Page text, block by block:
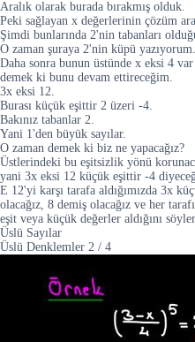
Aralık olarak burada bırakmış olduk.
Peki sağlayan x değerlerinin çözüm
Şimdi bunlarında 2'nin tabanları
O zaman şuraya 2'nin küpü yazıyorum.
Daha sonra bunun üstünde x eksi 4
demek ki bunu devam ettireceğim.
3x eksi 12.
Burası küçük eşittir 2 üzeri -4.
Bakınız tabanlar 2.
Yani 1'den büyük sayılar.
O zaman demek ki biz ne yapacağız?
Üstlerindeki bu eşitsizlik yönü
yani 3x eksi 12 küçük eşittir -4
E 12'yi karşı tarafa aldığımızda 3x
olacağız, 8 demiş olacağız ve her
eşit veya küçük değerler aldığını
Üslü Sayılar
Üslü Denklemler 2 / 4